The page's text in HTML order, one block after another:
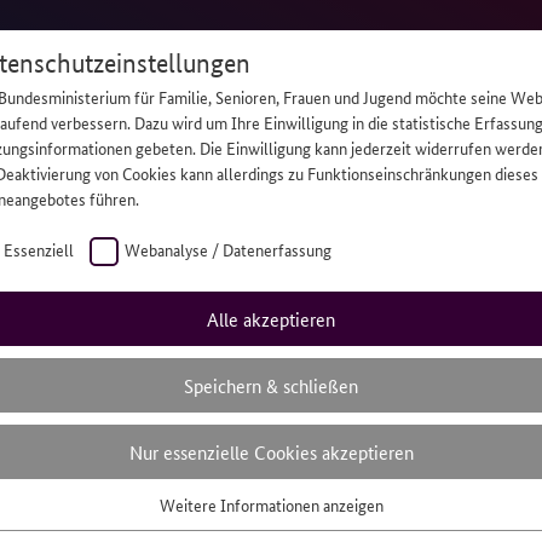
Hilfe
hilft, braucht
Hilfe.
für Familie, Senioren, Frauen und Jugend möchte seine
verbessern. Dazu wird um Ihre Einwilligung in die statistische
gebeten. Die Einwilligung kann jederzeit widerrufen
von Cookies kann allerdings zu Funktionseinschränkungen dieses
führen.
Essenziell Webanalyse / Datenerfassung
Alle akzeptieren
Speichern & schließen
Nur essenzielle Cookies akzeptieren
Weitere Informationen anzeigen